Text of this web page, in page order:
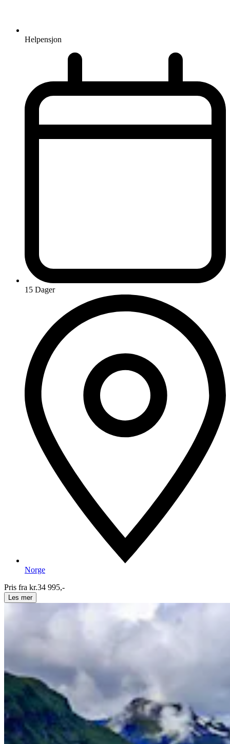
Helpensjon
15 Dager
Norge
Pris fra kr.34 995,-
Les mer